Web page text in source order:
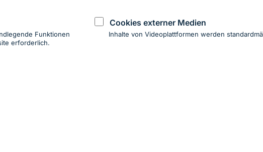
Funktionen
erforderlich.
Cookies externer Medien
Inhalte von Videoplattformen werden
Effekte von Tourismus in Nationalparken und